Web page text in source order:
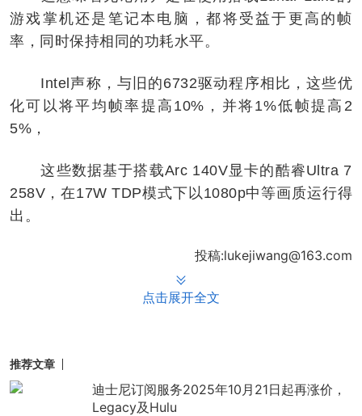
游戏掌机还是笔记本电脑，都将受益于更高的帧
率，同时保持相同的功耗水平。
Intel声称，与旧的6732驱动程序相比，这些优
化可以将平均帧率提高10%，并将1%低帧提高2
5%，
这些数据基于搭载Arc 140V显卡的酷睿Ultra 7
258V，在17W TDP模式下以1080p中等画质运行得
出。
投稿:lukejiwang@163.com
点击展开全文
推荐文章
迪士尼订阅服务2025年10月21日起再涨价，
Legacy及Hulu